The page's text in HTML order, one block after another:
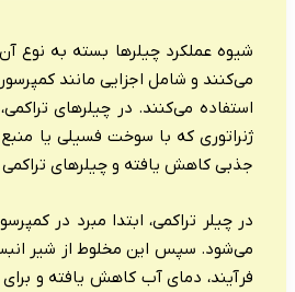
شیوه عملکرد چیلرها بسته به نوع
می‌کنند و شامل اجزایی مانند
استفاده می‌کنند. در چیلرهای
ژنراتوری که با سوخت فسیلی یا منبع
جذبی کاهش یافته و چیلرهای تراکمی
در چیلر تراکمی، ابتدا مبرد در
می‌شود. سپس این مخلوط از شیر
فرآیند، دمای آب کاهش یافته و